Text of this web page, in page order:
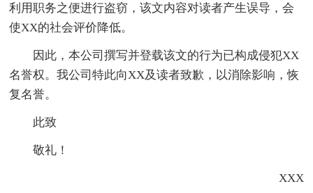
利用职务之便进行盗窃，该文内容对读者产生误导，会
使XX的社会评价降低。
因此，本公司撰写并登载该文的行为已构成侵犯XX
名誉权。我公司特此向XX及读者致歉，以消除影响，恢
复名誉。
此致
敬礼！
XXX